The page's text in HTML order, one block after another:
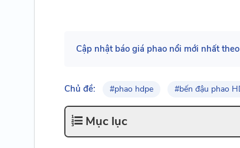
Cập nhật báo giá phao nổi mới nhất
Chủ đề: #phao hdpe #bến đậu phao
Mục lục